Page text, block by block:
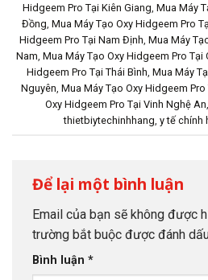
Hidgeem Pro Tại Kiên Giang Mua Máy
Đồng Mua Máy Tạo Oxy Hidgeem Pro
Hidgeem Pro Tại Nam Định Mua Máy
Nam Mua Máy Tạo Oxy Hidgeem Pro Tại
Hidgeem Pro Tại Thái Bình Mua Máy
Nguyên Mua Máy Tạo Oxy Hidgeem Pro
Oxy Hidgeem Pro Tại Vinh Nghệ An
thietbiytechinhhang y tế chính
Để lại một bình luận
Email của bạn sẽ không được
trường bắt buộc được đánh
Bình luận *